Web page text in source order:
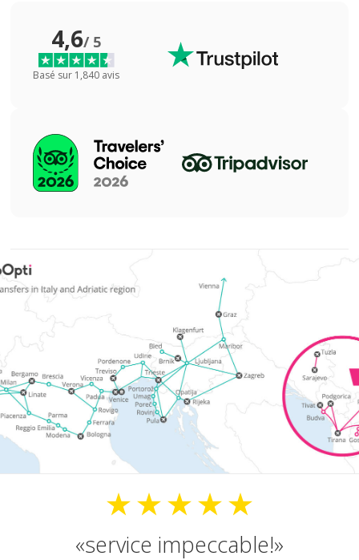
4,6/ 5
Basé sur 1,840 avis
service impeccable!